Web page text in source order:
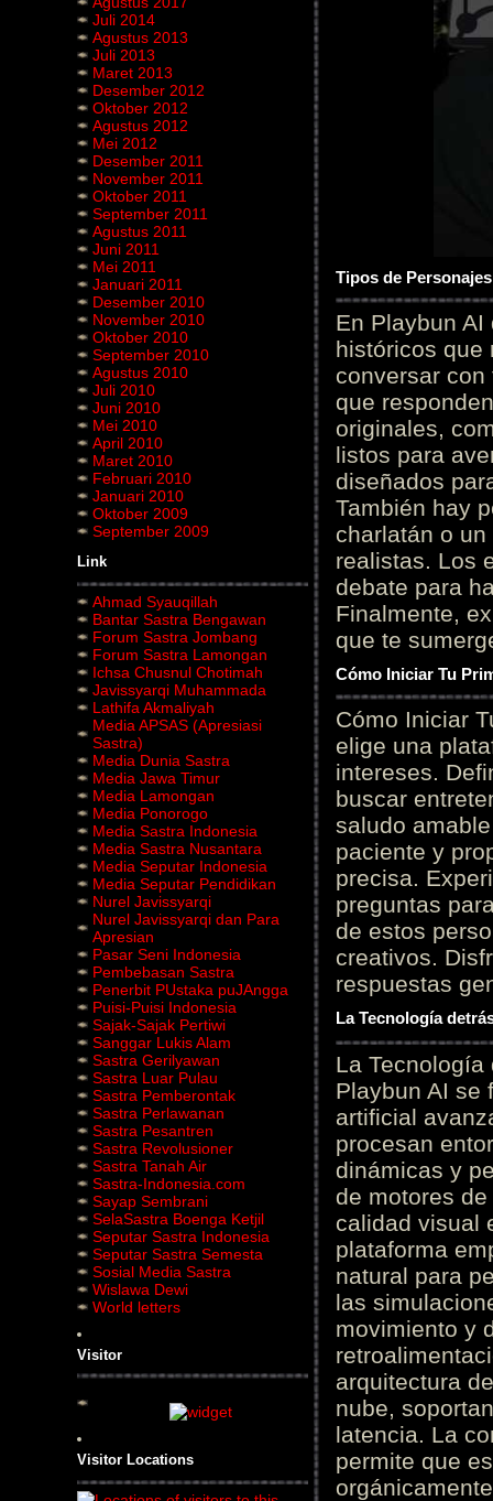
Juli 2014
Agustus 2013
Juli 2013
Maret 2013
Desember 2012
Oktober 2012
Agustus 2012
Mei 2012
Desember 2011
November 2011
Oktober 2011
September 2011
Agustus 2011
Juni 2011
Mei 2011
Januari 2011
Desember 2010
November 2010
Oktober 2010
September 2010
Agustus 2010
Juli 2010
Juni 2010
Mei 2010
April 2010
Maret 2010
Februari 2010
Januari 2010
Oktober 2009
September 2009
Link
Ahmad Syauqillah
Bantar Sastra Bengawan
Forum Sastra Jombang
Forum Sastra Lamongan
Ichsa Chusnul Chotimah
Javissyarqi Muhammada
Lathifa Akmaliyah
Media APSAS (Apresiasi
Sastra)
Media Dunia Sastra
Media Jawa Timur
Media Lamongan
Media Ponorogo
Media Sastra Indonesia
Media Sastra Nusantara
Media Seputar Indonesia
Media Seputar Pendidikan
Nurel Javissyarqi
Nurel Javissyarqi dan Para
Apresian
Pasar Seni Indonesia
Pembebasan Sastra
Penerbit PUstaka puJAngga
Puisi-Puisi Indonesia
Sajak-Sajak Pertiwi
Sanggar Lukis Alam
Sastra Gerilyawan
Sastra Luar Pulau
Sastra Pemberontak
Sastra Perlawanan
Sastra Pesantren
Sastra Revolusioner
Sastra Tanah Air
Sastra-Indonesia.com
Sayap Sembrani
SelaSastra Boenga Ketjil
Seputar Sastra Indonesia
Seputar Sastra Semesta
Sosial Media Sastra
Wislawa Dewi
World letters
Visitor
Visitor Locations
Tipos de
En Playbun
históricos que
conversar
que
originales,
listos para
diseñados
También hay
charlatán o
realistas. Los
debate para
Finalmente,
que te
Cómo Iniciar Tu
Cómo Iniciar
elige una
intereses.
buscar
saludo
paciente y
precisa.
preguntas
de estos
creativos.
respuestas
La Tecnología
La
Playbun AI se
artificial
procesan
dinámicas y
de motores
calidad visual
plataforma
natural para
las
movimiento y
arquitectura
nube,
latencia. La
permite que